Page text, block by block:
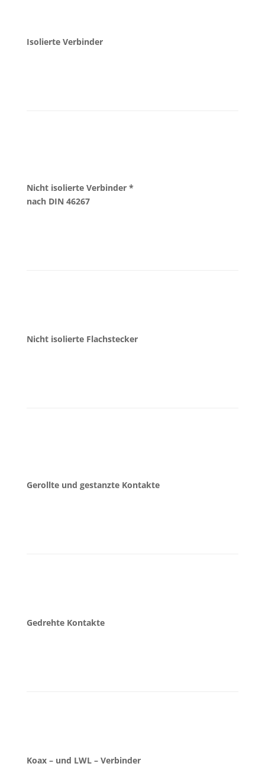
Isolierte Verbinder
Nicht isolierte Verbinder *
nach DIN 46267
Nicht isolierte Flachstecker
Gerollte und gestanzte Kontakte
Gedrehte Kontakte
Koax – und LWL – Verbinder